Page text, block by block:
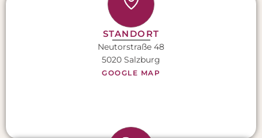
STANDORT
Neutorstraße 48
5020 Salzburg
GOOGLE MAP